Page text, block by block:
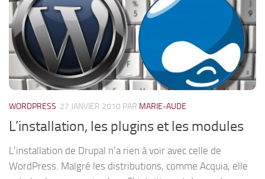
WORDPRESS 27 JANVIER 2010 PAR MARIE-AUDE
L’installation, les plugins et les modules
L’installation de Drupal n’a rien à voir avec celle de
WordPress. Malgré les distributions, comme Acquia, elle